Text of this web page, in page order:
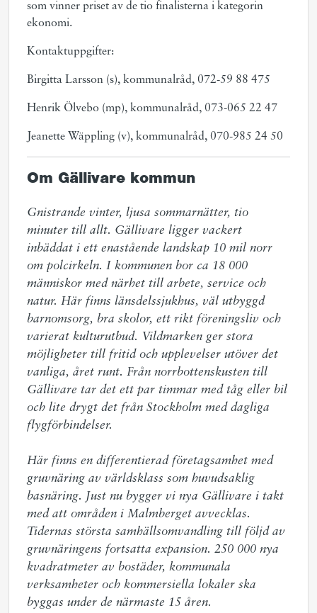
som vinner priset av de tio finalisterna i kategorin
ekonomi.
Kontaktuppgifter:
Birgitta Larsson (s), kommunalråd, 072-59 88 475
Henrik Ölvebo (mp), kommunalråd, 073-065 22 47
Jeanette Wäppling (v), kommunalråd, 070-985 24 50
Om Gällivare kommun
Gnistrande vinter, ljusa sommarnätter, tio
minuter till allt. Gällivare ligger vackert
inbäddat i ett enastående landskap 10 mil norr
om polcirkeln. I kommunen bor ca 18 000
människor med närhet till arbete, service och
natur. Här finns länsdelssjukhus, väl utbyggd
barnomsorg, bra skolor, ett rikt föreningsliv och
varierat kulturutbud. Vildmarken ger stora
möjligheter till fritid och upplevelser utöver det
vanliga, året runt. Från norrbottenskusten till
Gällivare tar det ett par timmar med tåg eller bil
och lite drygt det från Stockholm med dagliga
flygförbindelser.
Här finns en differentierad företagsamhet med
gruvnäring av världsklass som huvudsaklig
basnäring. Just nu bygger vi nya Gällivare i takt
med att områden i Malmberget avvecklas.
Tidernas största samhällsomvandling till följd av
gruvnäringens fortsatta expansion. 250 000 nya
kvadratmeter av bostäder, kommunala
verksamheter och kommersiella lokaler ska
byggas under de närmaste 15 åren.